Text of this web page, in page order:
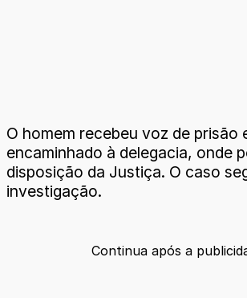
O homem recebeu voz de prisão
encaminhado à delegacia, onde
disposição da Justiça. O caso
investigação.
Continua após a